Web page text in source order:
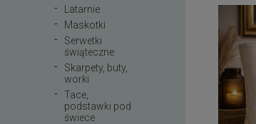
Latarnie
Maskotki
Serwetki
świąteczne
Skarpety, buty,
worki
Tace,
podstawki pod
świece